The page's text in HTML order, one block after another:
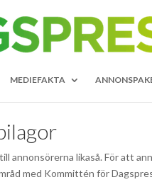
MEDIEFAKTA
annonsörerna likaså. För att
med Kommittén för